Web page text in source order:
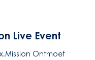
Live Event
Ontmoet